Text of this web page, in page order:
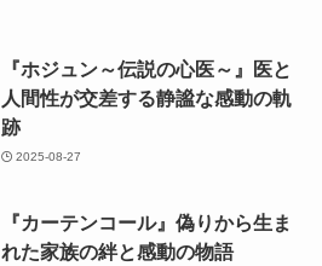
『ホジュン～伝説の心医～』医と
人間性が交差する静謐な感動の軌
跡
2025-08-27
『カーテンコール』偽りから生ま
れた家族の絆と感動の物語